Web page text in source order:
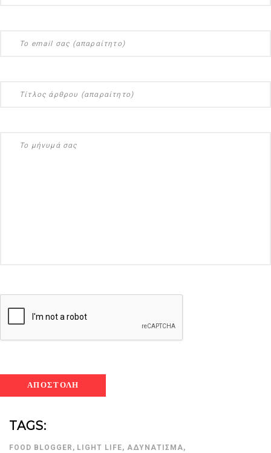
TAGS:
FOOD BLOGGER , LIGHT LIFE, ΑΔΥΝΆΤΙΣΜΑ,